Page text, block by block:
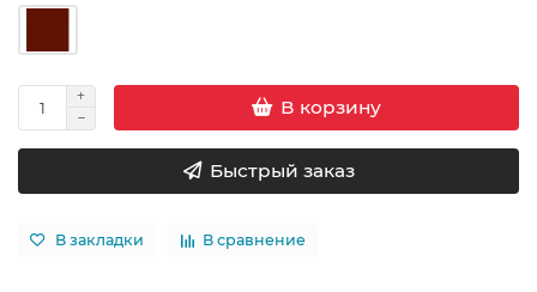
В корзину
Быстрый заказ
В закладки В сравнение